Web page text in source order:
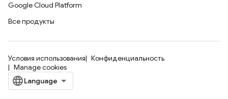
Google Cloud Platform
Все продукты
Условия использования
Конфиденциальность
Manage cookies